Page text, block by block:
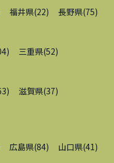
福井県(22) 長野県(75)
) 三重県(52)
) 滋賀県(37)
広島県(84) 山口県(41)